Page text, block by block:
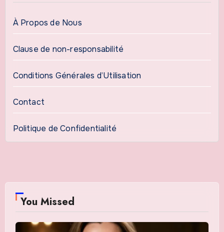
À Propos de Nous
Clause de non-responsabilité
Conditions Générales d’Utilisation
Contact
Politique de Confidentialité
You Missed